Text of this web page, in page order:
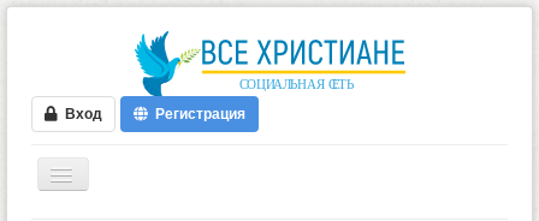
Вход Регистрация